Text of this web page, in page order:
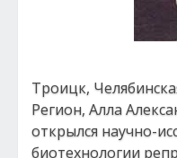
Троицк,
Регион, Алла
открылся научно-
биотехнологии